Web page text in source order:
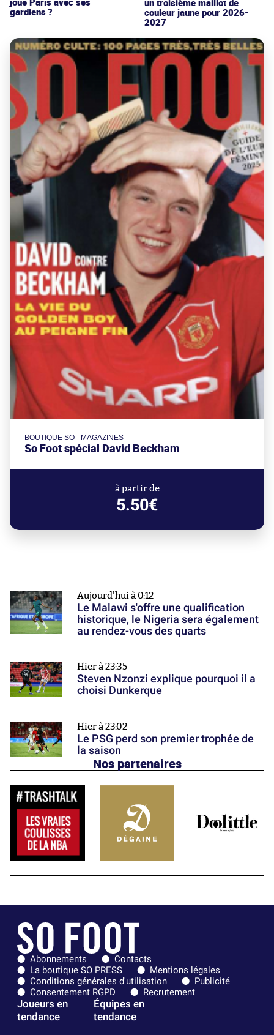
gardiens ?
couleur jaune pour 2026-
2027
BOUTIQUE SO - MAGAZINES
So Foot spécial David Beckham
à partir de
5.50€
Aujourd'hui à 0:12
Le Malawi s'offre une qualification
historique, le Nigeria sera également
au rendez-vous des quarts
Hier à 23:35
Steven Nzonzi explique pourquoi il a
choisi Dunkerque
Hier à 23:02
Le PSG perd son premier trophée de
la saison
Nos partenaires
Abonnements
Contacts
La boutique SO PRESS
Mentions légales
Conditions générales d'utilisation
Publicité
Consentement RGPD
Recrutement
Joueurs en
tendance
Équipes en
tendance